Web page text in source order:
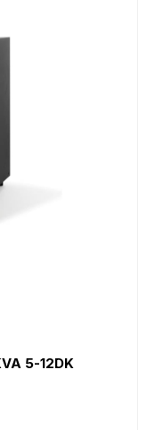
5-12DK